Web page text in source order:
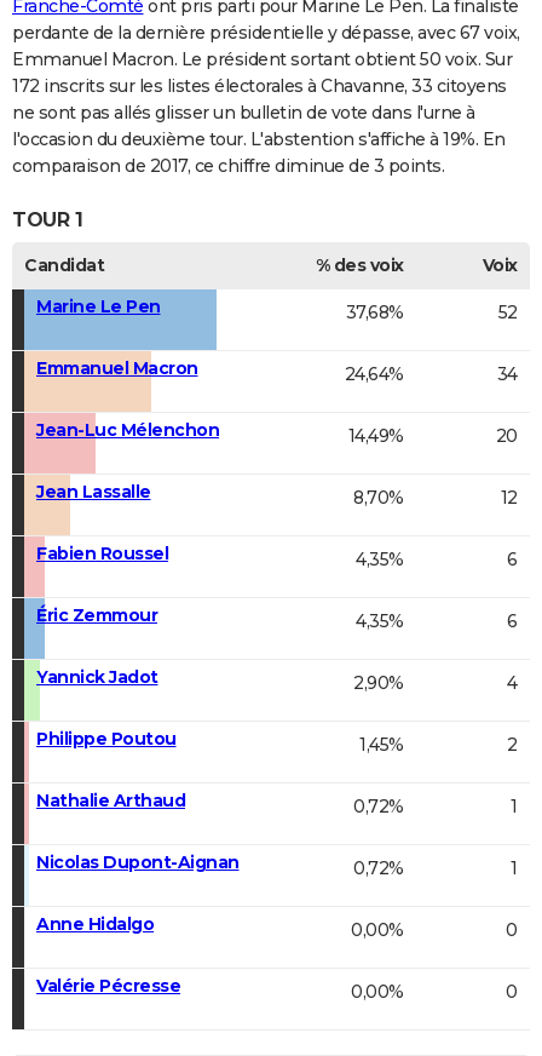
Franche-Comté ont pris parti pour Marine Le Pen. La finaliste
perdante de la dernière présidentielle y dépasse, avec 67 voix,
Emmanuel Macron. Le président sortant obtient 50 voix. Sur
172 inscrits sur les listes électorales à Chavanne, 33 citoyens
ne sont pas allés glisser un bulletin de vote dans l'urne à
l'occasion du deuxième tour. L'abstention s'affiche à 19%. En
comparaison de 2017, ce chiffre diminue de 3 points.
TOUR 1
Candidat % des voix
Voix
Marine Le Pen
37,68% 52
Emmanuel Macron 24,64% 34
Jean-Luc Mélenchon 14,49% 20
Jean Lassalle 8,70% 12
Fabien Roussel 4,35% 6
Éric Zemmour 4,35% 6
Yannick Jadot 2,90% 4
Philippe Poutou 1,45% 2
Nathalie Arthaud 0,72% 1
Nicolas Dupont-Aignan 0,72% 1
Anne Hidalgo 0,00% 0
Valérie Pécresse 0,00% 0